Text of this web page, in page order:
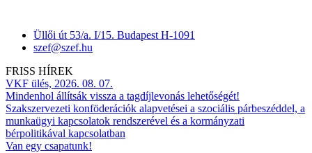
Üllői út 53/a. I/15. Budapest H-1091
szef@szef.hu
FRISS HÍREK
VKF ülés, 2026. 08. 07.
Mindenhol állítsák vissza a tagdíjlevonás lehetőségét!
Szakszervezeti konföderációk alapvetései a szociális párbeszéddel, a
munkaügyi kapcsolatok rendszerével és a kormányzati
bérpolitikával kapcsolatban
Van egy csapatunk!